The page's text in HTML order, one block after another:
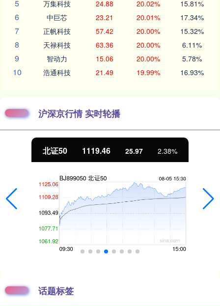
5 万集科技 24.88 20.02% 15.81%
6 中巨芯 23.21 20.01% 17.34%
7 正帆科技 57.42 20.00% 15.32%
8 天禄科技 63.36 20.00% 6.11%
9 智动力 15.06 20.00% 5.78%
10 浩通科技 21.49 19.99% 16.93%
沪深京行情 实时轮播
北证50 1119.46 25.97 2.38%
话题标签